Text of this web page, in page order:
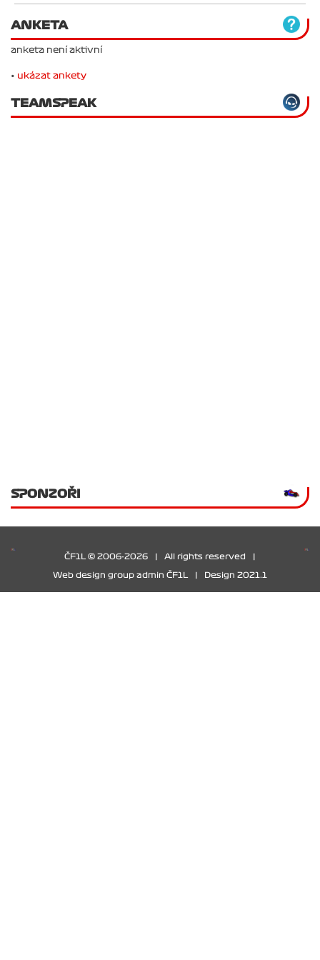
ANKETA
anketa není aktivní
• ukázat ankety
TEAMSPEAK
SPONZOŘI
ČF1L © 2006-2026 All rights reserved
Web design group admin ČF1L Design 2021.1